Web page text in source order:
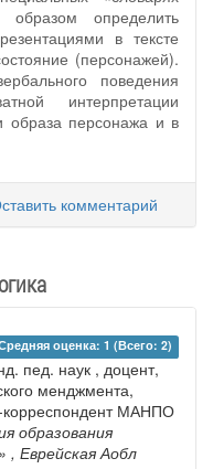
образом определить
в тексте
(персонажей).
поведения
интерпретации
образа персонажа и в
комментарий
оценка: 1 (Всего: 2)
пед. наук , доцент,
менджмента,
корреспондент МАНПО
образования
, Еврейская Аобл